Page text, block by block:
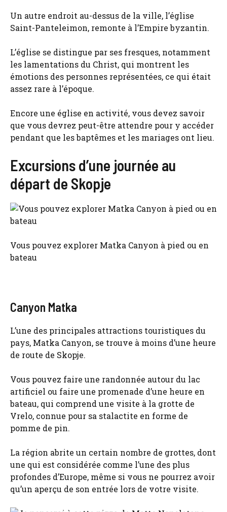
Un autre endroit au-dessus de la ville, l’église
Saint-Panteleimon, remonte à l’Empire byzantin.
L’église se distingue par ses fresques, notamment
les lamentations du Christ, qui montrent les
émotions des personnes représentées, ce qui était
assez rare à l’époque.
Encore une église en activité, vous devez savoir
que vous devrez peut-être attendre pour y accéder
pendant que les baptêmes et les mariages ont lieu.
Excursions d’une journée au
départ de Skopje
Vous pouvez explorer Matka Canyon à pied ou en
bateau
Canyon Matka
L’une des principales attractions touristiques du
pays, Matka Canyon, se trouve à moins d’une heure
de route de Skopje.
Vous pouvez faire une randonnée autour du lac
artificiel ou faire une promenade d’une heure en
bateau, qui comprend une visite à la grotte de
Vrelo, connue pour sa stalactite en forme de
pomme de pin.
La région abrite un certain nombre de grottes, dont
une qui est considérée comme l’une des plus
profondes d’Europe, même si vous ne pourrez avoir
qu’un aperçu de son entrée lors de votre visite.